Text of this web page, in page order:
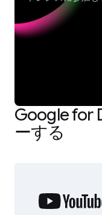
Google for
ーする